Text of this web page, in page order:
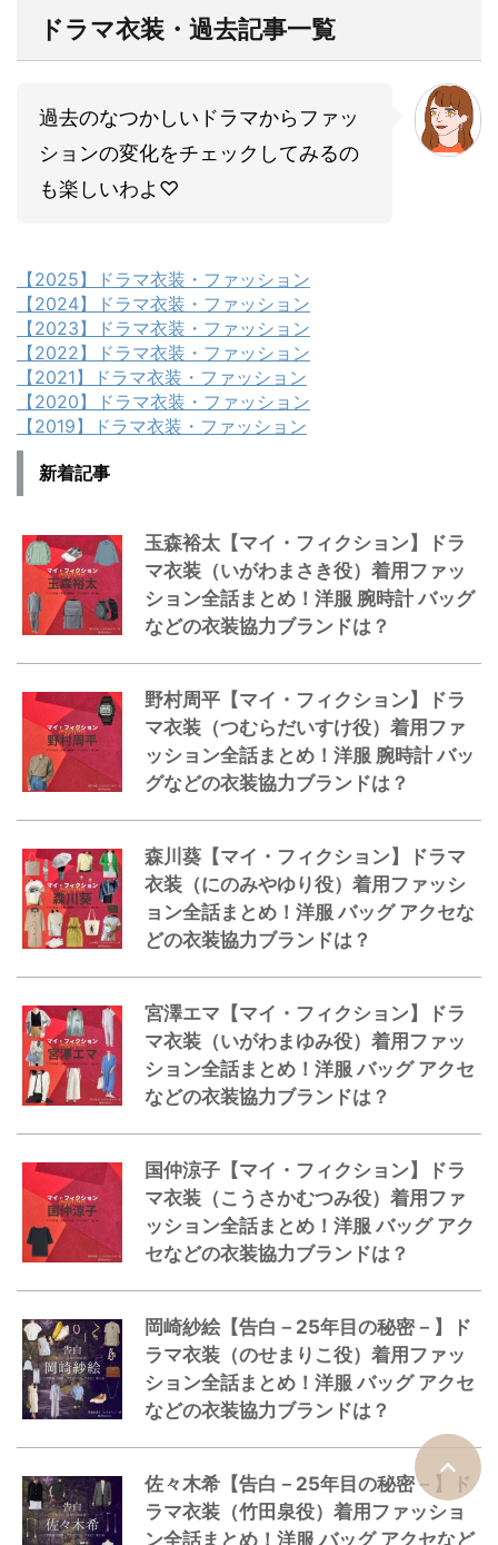
ドラマ衣装・過去記事一覧
過去のなつかしいドラマからファッ
ションの変化をチェックしてみるの
も楽しいわよ♡
【2025】ドラマ衣装・ファッション
【2024】ドラマ衣装・ファッション
【2023】ドラマ衣装・ファッション
【2022】ドラマ衣装・ファッション
【2021】ドラマ衣装・ファッション
【2020】ドラマ衣装・ファッション
【2019】ドラマ衣装・ファッション
新着記事
玉森裕太【マイ・フィクション】ドラ
マ衣装（いがわまさき役）着用ファッ
ション全話まとめ！洋服 腕時計 バッグ
などの衣装協力ブランドは？
野村周平【マイ・フィクション】ドラ
マ衣装（つむらだいすけ役）着用ファ
ッション全話まとめ！洋服 腕時計 バッ
グなどの衣装協力ブランドは？
森川葵【マイ・フィクション】ドラマ
衣装（にのみやゆり役）着用ファッシ
ョン全話まとめ！洋服 バッグ アクセな
どの衣装協力ブランドは？
宮澤エマ【マイ・フィクション】ドラ
マ衣装（いがわまゆみ役）着用ファッ
ション全話まとめ！洋服 バッグ アクセ
などの衣装協力ブランドは？
国仲涼子【マイ・フィクション】ドラ
マ衣装（こうさかむつみ役）着用ファ
ッション全話まとめ！洋服 バッグ アク
セなどの衣装協力ブランドは？
岡崎紗絵【告白－25年目の秘密－】ド
ラマ衣装（のせまりこ役）着用ファッ
ション全話まとめ！洋服 バッグ アクセ
などの衣装協力ブランドは？
佐々木希【告白－25年目の秘密－】ド
ラマ衣装（竹田泉役）着用ファッショ
ン全話まとめ！洋服 バッグ アクセなど